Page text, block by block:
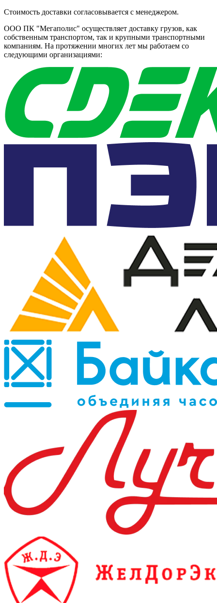
Стоимость доставки согласовывается с менеджером.
ООО ПК "Мегаполис" осуществляет доставку грузов, как
собственным транспортом, так и крупными транспортными
компаниям. На протяжении многих лет мы работаем со
следующими организациями: